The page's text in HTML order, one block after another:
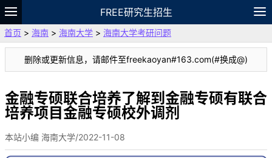
FREE研究生招生
题库
故事 专题 APP 笔记
VIP
资料
首页 > 海南 > 海南大学 > 海南大学考研问题
删除或更新信息，请邮件至freekaoyan#163.com(#换成@)
金融专硕联合培养了解到金融专硕有联合
培养项目金融专硕校外调剂
本站小编 海南大学/2022-11-08